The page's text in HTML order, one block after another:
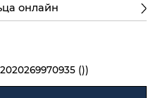
онлайн
())